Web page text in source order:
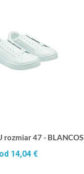
rozmiar 47 - BLANCOS
od 14,04 €